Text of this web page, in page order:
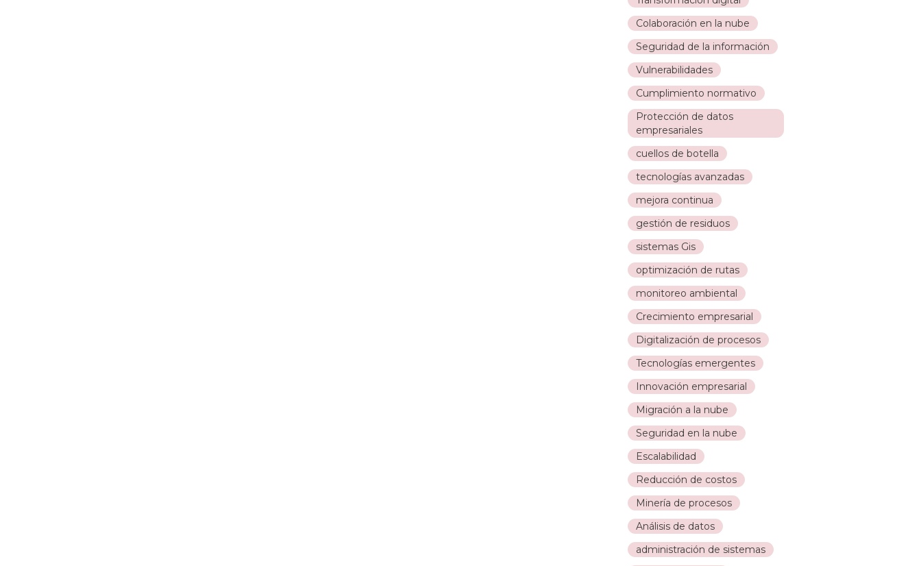
Colaboración en la nube
Seguridad de la información
Vulnerabilidades
Cumplimiento normativo
Protección de datos
empresariales
cuellos de botella
tecnologías avanzadas
mejora continua
gestión de residuos
sistemas Gis
optimización de rutas
monitoreo ambiental
Crecimiento empresarial
Digitalización de procesos
Tecnologías emergentes
Innovación empresarial
Migración a la nube
Seguridad en la nube
Escalabilidad
Reducción de costos
Minería de procesos
Análisis de datos
administración de sistemas